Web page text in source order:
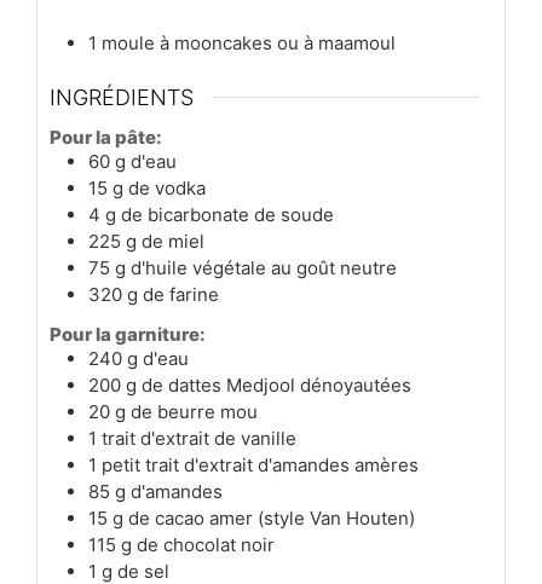
1 moule à mooncakes ou à maamoul
INGRÉDIENTS
Pour la pâte:
60 g d'eau
15 g de vodka
4 g de bicarbonate de soude
225 g de miel
75 g d'huile végétale au goût neutre
320 g de farine
Pour la garniture:
240 g d'eau
200 g de dattes Medjool dénoyautées
20 g de beurre mou
1 trait d'extrait de vanille
1 petit trait d'extrait d'amandes amères
85 g d'amandes
15 g de cacao amer (style Van Houten)
115 g de chocolat noir
1 g de sel